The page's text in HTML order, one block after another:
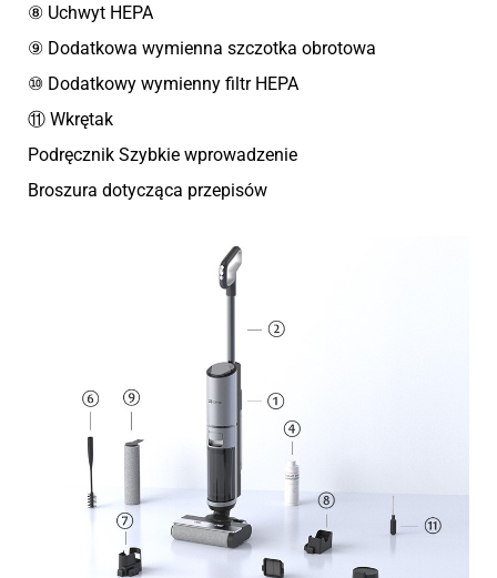
⑧ Uchwyt HEPA
⑨ Dodatkowa wymienna szczotka obrotowa
⑩ Dodatkowy wymienny filtr HEPA
⑪ Wkrętak
Podręcznik Szybkie wprowadzenie
Broszura dotycząca przepisów